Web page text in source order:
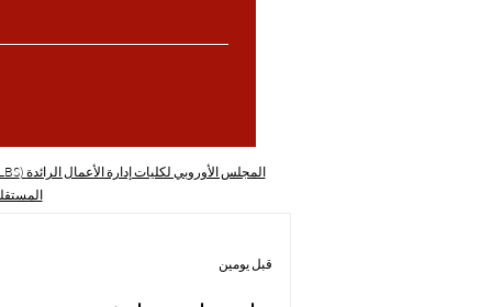
المجلس الأوروبي لكليات إدارة الأعمال الرائدة (ECLBS)
قبل يومين